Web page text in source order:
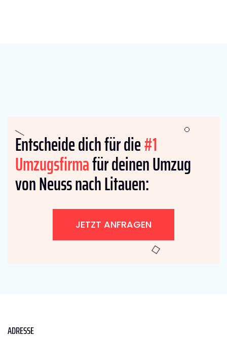
Entscheide dich für die#1
Umzugsfirmafür deinen Umzug
von Neuss nach Litauen:
JETZT ANFRAGEN
ADRESSE